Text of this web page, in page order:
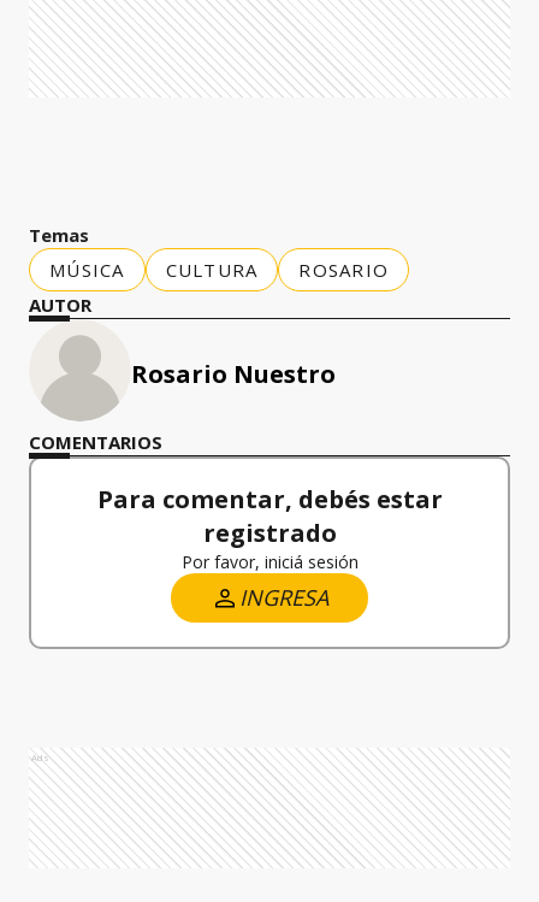
Temas
MÚSICA
CULTURA
ROSARIO
AUTOR
Rosario Nuestro
COMENTARIOS
Para comentar, debés estar
registrado
Por favor, iniciá sesión
INGRESA
Ads